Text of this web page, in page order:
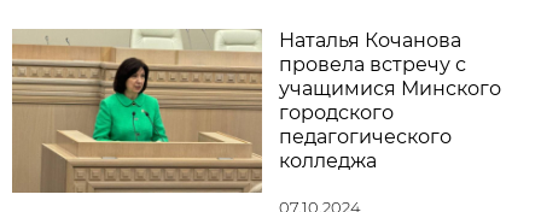
Наталья Кочанова
провела встречу с
учащимися Минского
городского
педагогического
колледжа
07.10.2024